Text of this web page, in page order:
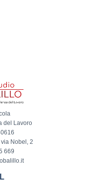
del Lavoro
Nobel, 2
669